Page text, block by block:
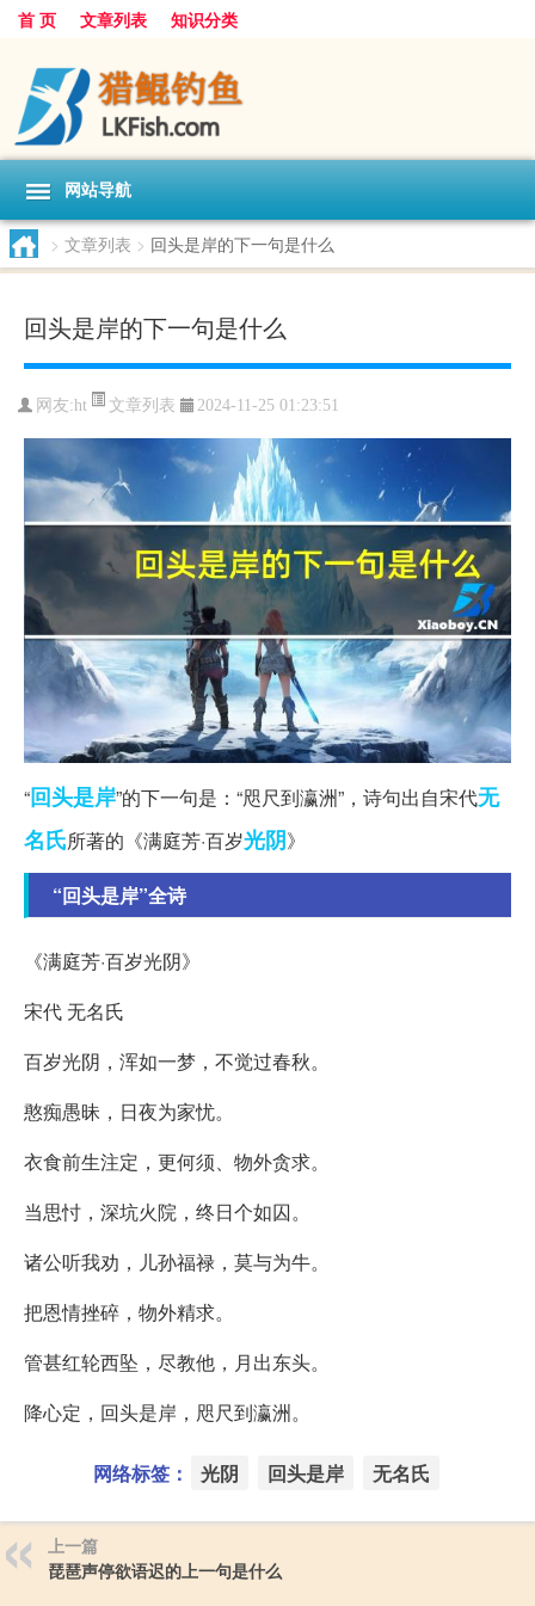
首 页 文章列表 知识分类
网站导航
> 文章列表 > 回头是岸的下一句是什么
回头是岸的下一句是什么
网友:ht 文章列表 2024-11-25 01:23:51
“回头是岸”的下一句是：“咫尺到瀛洲”，诗句出自宋代无
名氏所著的《满庭芳·百岁光阴》
“回头是岸”全诗
《满庭芳·百岁光阴》
宋代 无名氏
百岁光阴，浑如一梦，不觉过春秋。
憨痴愚昧，日夜为家忧。
衣食前生注定，更何须、物外贪求。
当思忖，深坑火院，终日个如囚。
诸公听我劝，儿孙福禄，莫与为牛。
把恩情挫碎，物外精求。
管甚红轮西坠，尽教他，月出东头。
降心定，回头是岸，咫尺到瀛洲。
网络标签： 光阴 回头是岸 无名氏
上一篇
琵琶声停欲语迟的上一句是什么